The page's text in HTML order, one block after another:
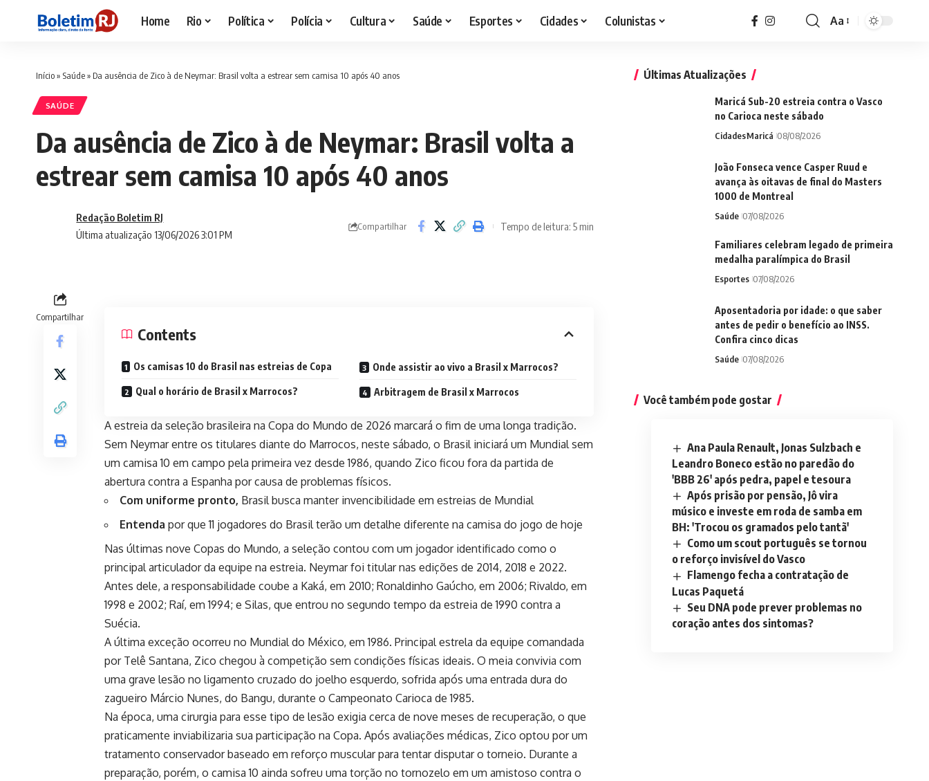
Home Rio Política Polícia Cultura Saúde Esportes Cidades Colunistas
Font
Aa
Início» Saúde» Da ausência de Zico à de Neymar: Brasil volta a estrear sem camisa 10 após 40 anos
SAÚDE
Da ausência de Zico à de Neymar: Brasil volta a
estrear sem camisa 10 após 40 anos
Última atualização 13/06/2026 3:01 PM
Redação Boletim RJ
Compartilhar Tempo de leitura: 5 min
Compartilhar
Contents
Os camisas 10 do Brasil nas estreias de Copa
Qual o horário de Brasil x Marrocos?
Onde assistir ao vivo a Brasil x Marrocos?
Arbitragem de Brasil x Marrocos
A estreia da seleção brasileira na Copa do Mundo de 2026 marcará o fim de uma longa tradição.
Sem Neymar entre os titulares diante do Marrocos, neste sábado, o Brasil iniciará um Mundial sem
um camisa 10 em campo pela primeira vez desde 1986, quando Zico ficou fora da partida de
abertura contra a Espanha por causa de problemas físicos.
Com uniforme pronto, Brasil busca manter invencibilidade em estreias de Mundial
Entenda por que 11 jogadores do Brasil terão um detalhe diferente na camisa do jogo de hoje
Nas últimas nove Copas do Mundo, a seleção contou com um jogador identificado como o
principal articulador da equipe na estreia. Neymar foi titular nas edições de 2014, 2018 e 2022.
Antes dele, a responsabilidade coube a Kaká, em 2010; Ronaldinho Gaúcho, em 2006; Rivaldo, em
1998 e 2002; Raí, em 1994; e Silas, que entrou no segundo tempo da estreia de 1990 contra a
Suécia.
A última exceção ocorreu no Mundial do México, em 1986. Principal estrela da equipe comandada
por Telê Santana, Zico chegou à competição sem condições físicas ideais. O meia convivia com
uma grave lesão no ligamento cruzado do joelho esquerdo, sofrida após uma entrada dura do
zagueiro Márcio Nunes, do Bangu, durante o Campeonato Carioca de 1985.
Na época, uma cirurgia para esse tipo de lesão exigia cerca de nove meses de recuperação, o que
praticamente inviabilizaria sua participação na Copa. Após avaliações médicas, Zico optou por um
tratamento conservador baseado em reforço muscular para tentar disputar o torneio. Durante a
preparação, porém, o camisa 10 ainda sofreu uma torção no tornozelo em um amistoso contra o
Últimas Atualizações
Maricá Sub-20 estreia contra o Vasco
no Carioca neste sábado
CidadesMaricá 08/08/2026
João Fonseca vence Casper Ruud e
avança às oitavas de final do Masters
1000 de Montreal
Saúde 07/08/2026
Familiares celebram legado de primeira
medalha paralímpica do Brasil
Esportes 07/08/2026
Aposentadoria por idade: o que saber
antes de pedir o benefício ao INSS.
Confira cinco dicas
Saúde 07/08/2026
Você também pode gostar
Ana Paula Renault, Jonas Sulzbach e
Leandro Boneco estão no paredão do
'BBB 26' após pedra, papel e tesoura
Após prisão por pensão, Jô vira
músico e investe em roda de samba em
BH: 'Trocou os gramados pelo tantã'
Como um scout português se tornou
o reforço invisível do Vasco
Flamengo fecha a contratação de
Lucas Paquetá
Seu DNA pode prever problemas no
coração antes dos sintomas?